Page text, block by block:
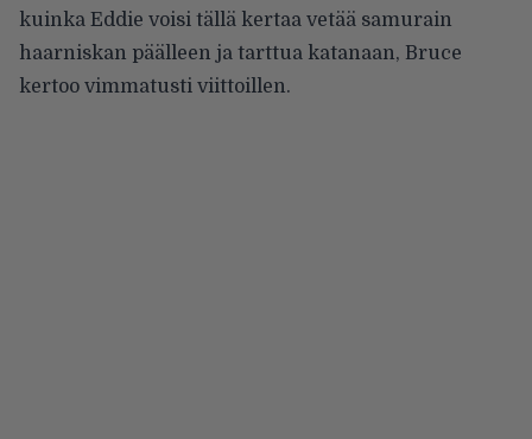
kuinka Eddie voisi tällä kertaa vetää samurain
haarniskan päälleen ja tarttua katanaan, Bruce
kertoo vimmatusti viittoillen.